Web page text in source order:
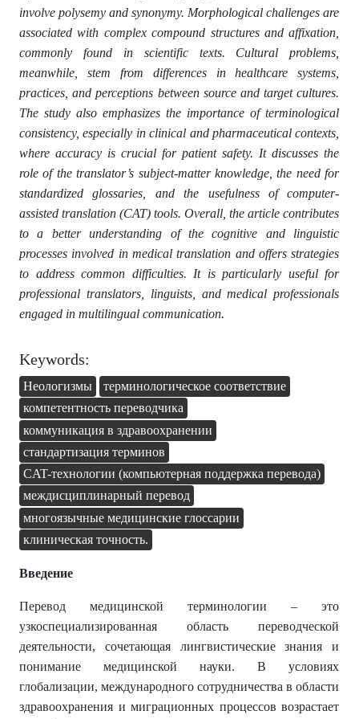
involve polysemy and synonymy. Morphological challenges are
associated with complex compound structures and affixation,
commonly found in scientific texts. Cultural problems,
meanwhile, stem from differences in healthcare systems,
practices, and perceptions between source and target cultures.
The study also emphasizes the importance of terminological
consistency, especially in clinical and pharmaceutical contexts,
where accuracy is crucial for patient safety. It discusses the
role of the translator’s subject-matter knowledge, the need for
standardized glossaries, and the usefulness of computer-
assisted translation (CAT) tools. Overall, the article contributes
to a better understanding of the cognitive and linguistic
processes involved in medical translation and offers strategies
to address common difficulties. It is particularly useful for
professional translators, linguists, and medical professionals
engaged in multilingual communication.
Keywords:
Неологизмы
терминологическое соответствие
компетентность переводчика
коммуникация в здравоохранении
стандартизация терминов
CAT-технологии (компьютерная поддержка перевода)
междисциплинарный перевод
многоязычные медицинские глоссарии
клиническая точность.
Введение
Перевод медицинской терминологии – это
узкоспециализированная область переводческой
деятельности, сочетающая лингвистические знания и
понимание медицинской науки. В условиях
глобализации, международного сотрудничества в области
здравоохранения и миграционных процессов возрастает